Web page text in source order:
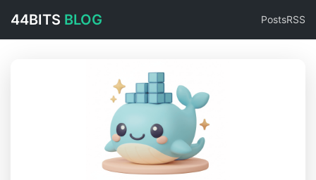
44BITS BLOG PostsRSS